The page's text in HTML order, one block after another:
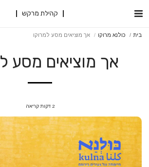
קהילת מרקש
בית כולנא מרוקו אך מוציאים מסע למרוקו
אך מוציאים מסע
2 דקות קריאה